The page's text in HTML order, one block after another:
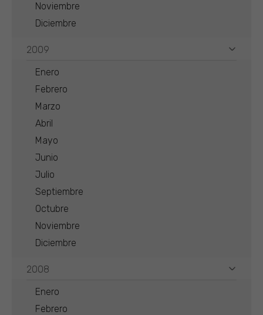
Noviembre
Diciembre
2009
Enero
Febrero
Marzo
Abril
Mayo
Junio
Julio
Septiembre
Octubre
Noviembre
Diciembre
2008
Enero
Febrero